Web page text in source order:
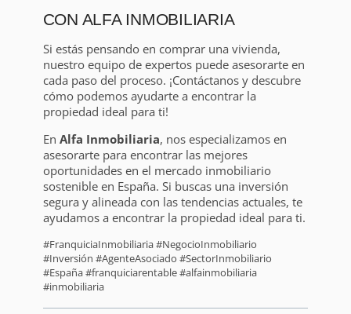
CON ALFA INMOBILIARIA
Si estás pensando en comprar una vivienda,
nuestro equipo de expertos puede asesorarte en
cada paso del proceso. ¡Contáctanos y descubre
cómo podemos ayudarte a encontrar la
propiedad ideal para ti!
En Alfa Inmobiliaria, nos especializamos en
asesorarte para encontrar las mejores
oportunidades en el mercado inmobiliario
sostenible en España. Si buscas una inversión
segura y alineada con las tendencias actuales, te
ayudamos a encontrar la propiedad ideal para ti.
#FranquiciaInmobiliaria #NegocioInmobiliario
#Inversión #AgenteAsociado #SectorInmobiliario
#España #franquiciarentable #alfainmobiliaria
#inmobiliaria